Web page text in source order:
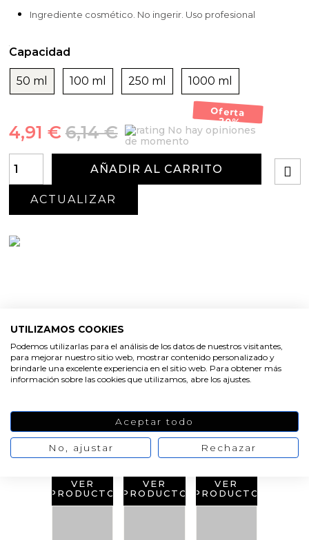
Ingrediente cosmético. No ingerir. Uso profesional
Capacidad
50 ml 100 ml 250 ml 1000 ml
Oferta
-20%
6,14 €
4,91 €
No hay opiniones
de momento
AÑADIR AL CARRITO
PRODUCTOS
RELACIONADOS
VER
PRODUCTO
VER
PRODUCTO
VER
PRODUCTO
UTILIZAMOS COOKIES
Podemos utilizarlas para el análisis de los datos de nuestros visitantes,
para mejorar nuestro sitio web, mostrar contenido personalizado y
brindarle una excelente experiencia en el sitio web. Para obtener más
información sobre las cookies que utilizamos, abre los ajustes.
Aceptar todo
No, ajustar Rechazar